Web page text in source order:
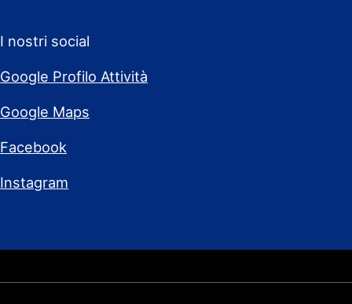
I nostri social
Google Profilo Attività
Google Maps
Facebook
Instagram